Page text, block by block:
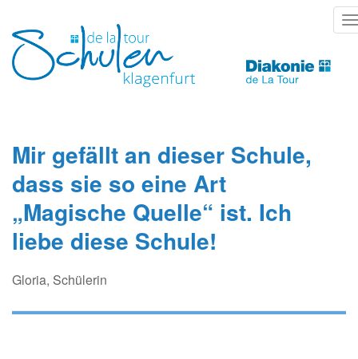
zum
Inhalt
Mir gefällt an dieser Schule,
dass sie so eine Art
„Magische Quelle“ ist. Ich
liebe diese Schule!
Gloria, Schülerin